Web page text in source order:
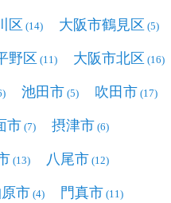
区 (14) 大阪市鶴見区 (5)
野区 (11) 大阪市北区 (16)
池田市 (5) 吹田市 (17)
市 (7) 摂津市 (6)
(13) 八尾市 (12)
市 (4) 門真市 (11)